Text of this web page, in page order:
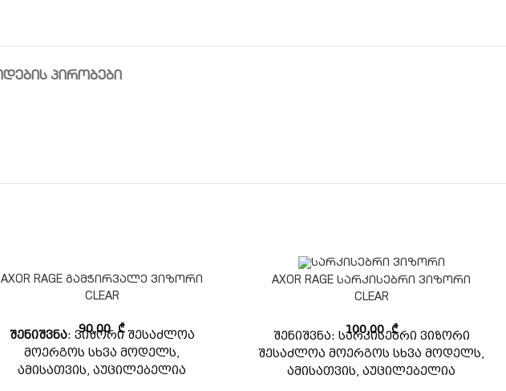
ᲞᲘᲠᲝᲑᲔᲑᲘ
AXOR RAGE გამჭირვალე ვიზორი
CLEAR
90,00 ₾
შენიშვნა: ვიზორი შესაძლოა
მოერგოს სხვა მოდელს,
ამისათვის, აუცილებელია
AXOR RAGE სარკისებრი ვიზორი
CLEAR
100,00₾
შენიშვნა: სარკისებრი ვიზორი
შესაძლოა მოერგოს სხვა მოდელს,
ამისათვის, აუცილებელია